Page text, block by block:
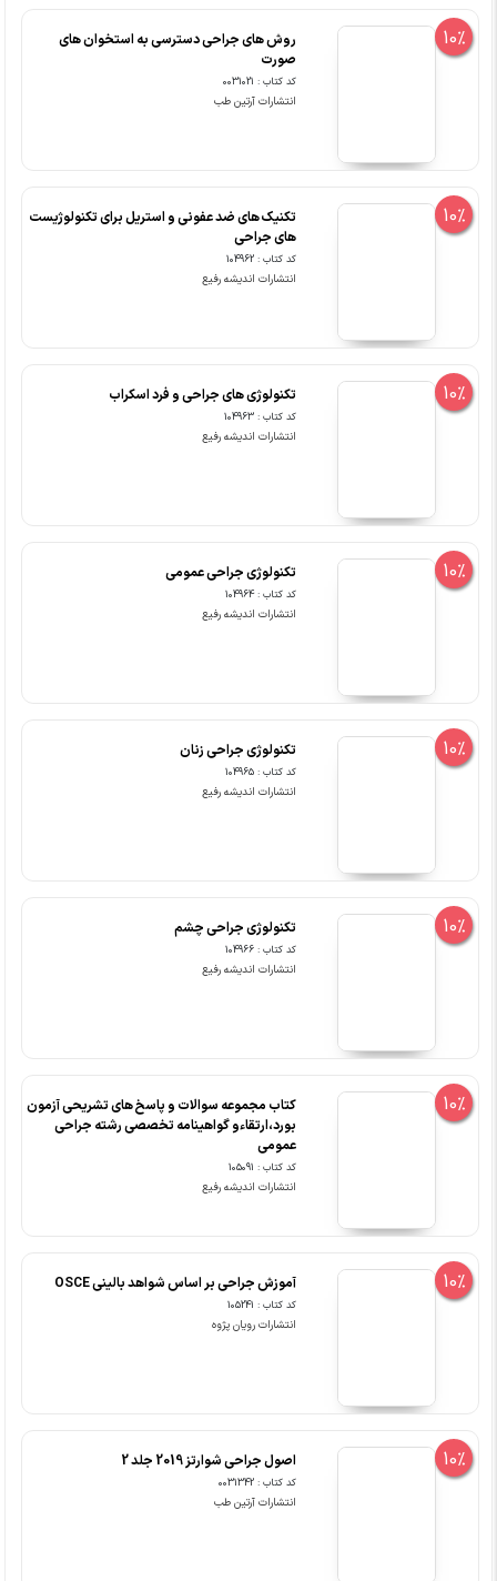
10%
روش های جراحی دسترسی به استخوان های
صورت
کد کتاب : 0031021
انتشارات آرتین طب
10%
تکنیک های ضد عفونی و استریل برای تکنولوژیست
های جراحی
کد کتاب : 104962
انتشارات اندیشه رفیع
10% تکنولوژی های جراحی و فرد اسکراب
کد کتاب : 104963
انتشارات اندیشه رفیع
10% تکنولوژی جراحی عمومی
کد کتاب : 104964
انتشارات اندیشه رفیع
10% تکنولوژی جراحی زنان
کد کتاب : 104965
انتشارات اندیشه رفیع
10% تکنولوژی جراحی چشم
کد کتاب : 104966
انتشارات اندیشه رفیع
10%
کتاب مجموعه سوالات و پاسخ های تشریحی آزمون
بورد،ارتقاءو گواهینامه تخصصی رشته جراحی
عمومی
کد کتاب : 105091
انتشارات اندیشه رفیع
10% آموزش جراحی بر اساس شواهد بالینی OSCE
کد کتاب : 105241
انتشارات رویان پژوه
10% اصول جراحی شوارتز 2019 جلد 2
کد کتاب : 0031342
انتشارات آرتین طب